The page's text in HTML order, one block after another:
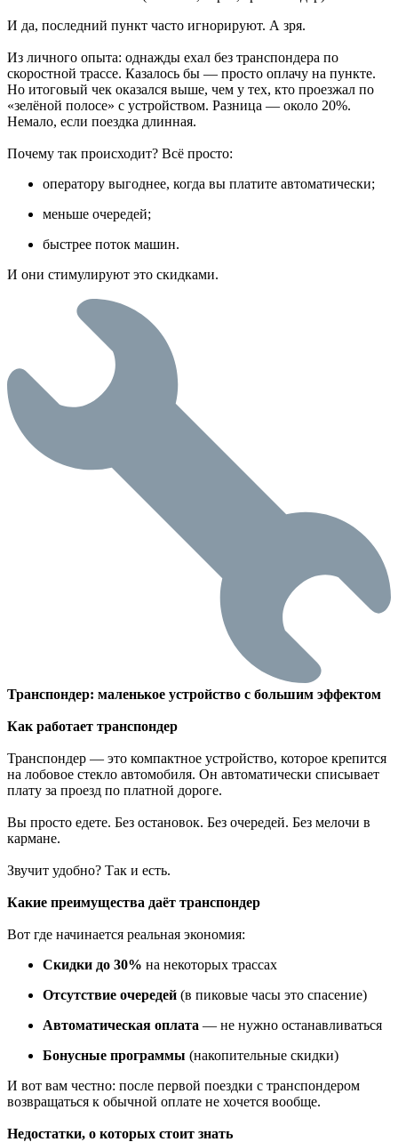
И да, последний пункт часто игнорируют. А зря.
Из личного опыта: однажды ехал без транспондера по
скоростной трассе. Казалось бы — просто оплачу на пункте.
Но итоговый чек оказался выше, чем у тех, кто проезжал по
«зелёной полосе» с устройством. Разница — около 20%.
Немало, если поездка длинная.
Почему так происходит? Всё просто:
оператору выгоднее, когда вы платите автоматически;
меньше очередей;
быстрее поток машин.
И они стимулируют это скидками.
Транспондер: маленькое устройство с большим эффектом
Как работает транспондер
Транспондер — это компактное устройство, которое крепится
на лобовое стекло автомобиля. Он автоматически списывает
плату за проезд по платной дороге.
Вы просто едете. Без остановок. Без очередей. Без мелочи в
кармане.
Звучит удобно? Так и есть.
Какие преимущества даёт транспондер
Вот где начинается реальная экономия:
Скидки до 30% на некоторых трассах
Отсутствие очередей (в пиковые часы это спасение)
Автоматическая оплата — не нужно останавливаться
Бонусные программы (накопительные скидки)
И вот вам честно: после первой поездки с транспондером
возвращаться к обычной оплате не хочется вообще.
Недостатки, о которых стоит знать